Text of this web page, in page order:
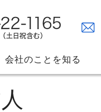
会社のことを知る